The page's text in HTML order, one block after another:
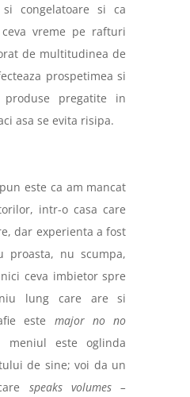
congelatoare si ca
ceva vreme pe rafturi
de multitudinea de
prospetimea si
pregatite in
asa se evita risipa.
este ca am mancat
intr-o casa care
dar experienta a fost
proasta, nu scumpa,
ceva imbietor spre
lung care are si
este major no no
meniul este oglinda
de sine; voi da un
speaks volumes –